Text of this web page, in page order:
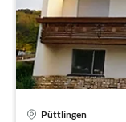
Püttlingen